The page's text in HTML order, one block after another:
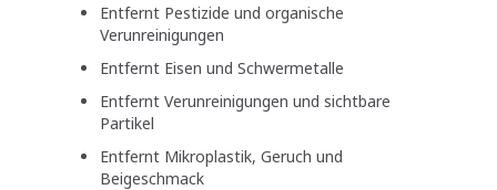
Entfernt Pestizide und organische
Verunreinigungen
Entfernt Eisen und Schwermetalle
Entfernt Verunreinigungen und sichtbare
Partikel
Entfernt Mikroplastik, Geruch und
Beigeschmack